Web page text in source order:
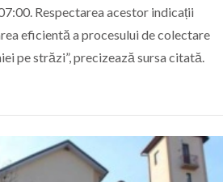
Respectarea acestor indicații
eficientă a procesului de colectare
pe străzi”, precizează sursa citată.